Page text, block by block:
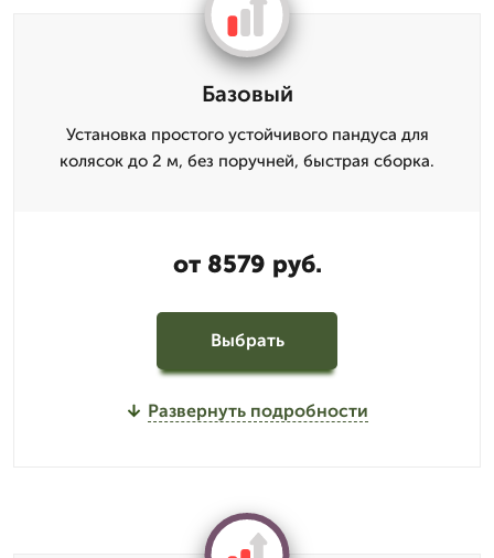
Базовый
Установка простого устойчивого пандуса для
колясок до 2 м, без поручней, быстрая сборка.
от 8579 руб.
Выбрать
Развернуть подробности